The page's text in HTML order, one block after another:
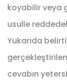
koyabilir veya
usulle
Yukarıda
cevabın